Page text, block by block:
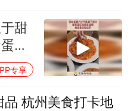
甜
专享
杭州美食打卡地